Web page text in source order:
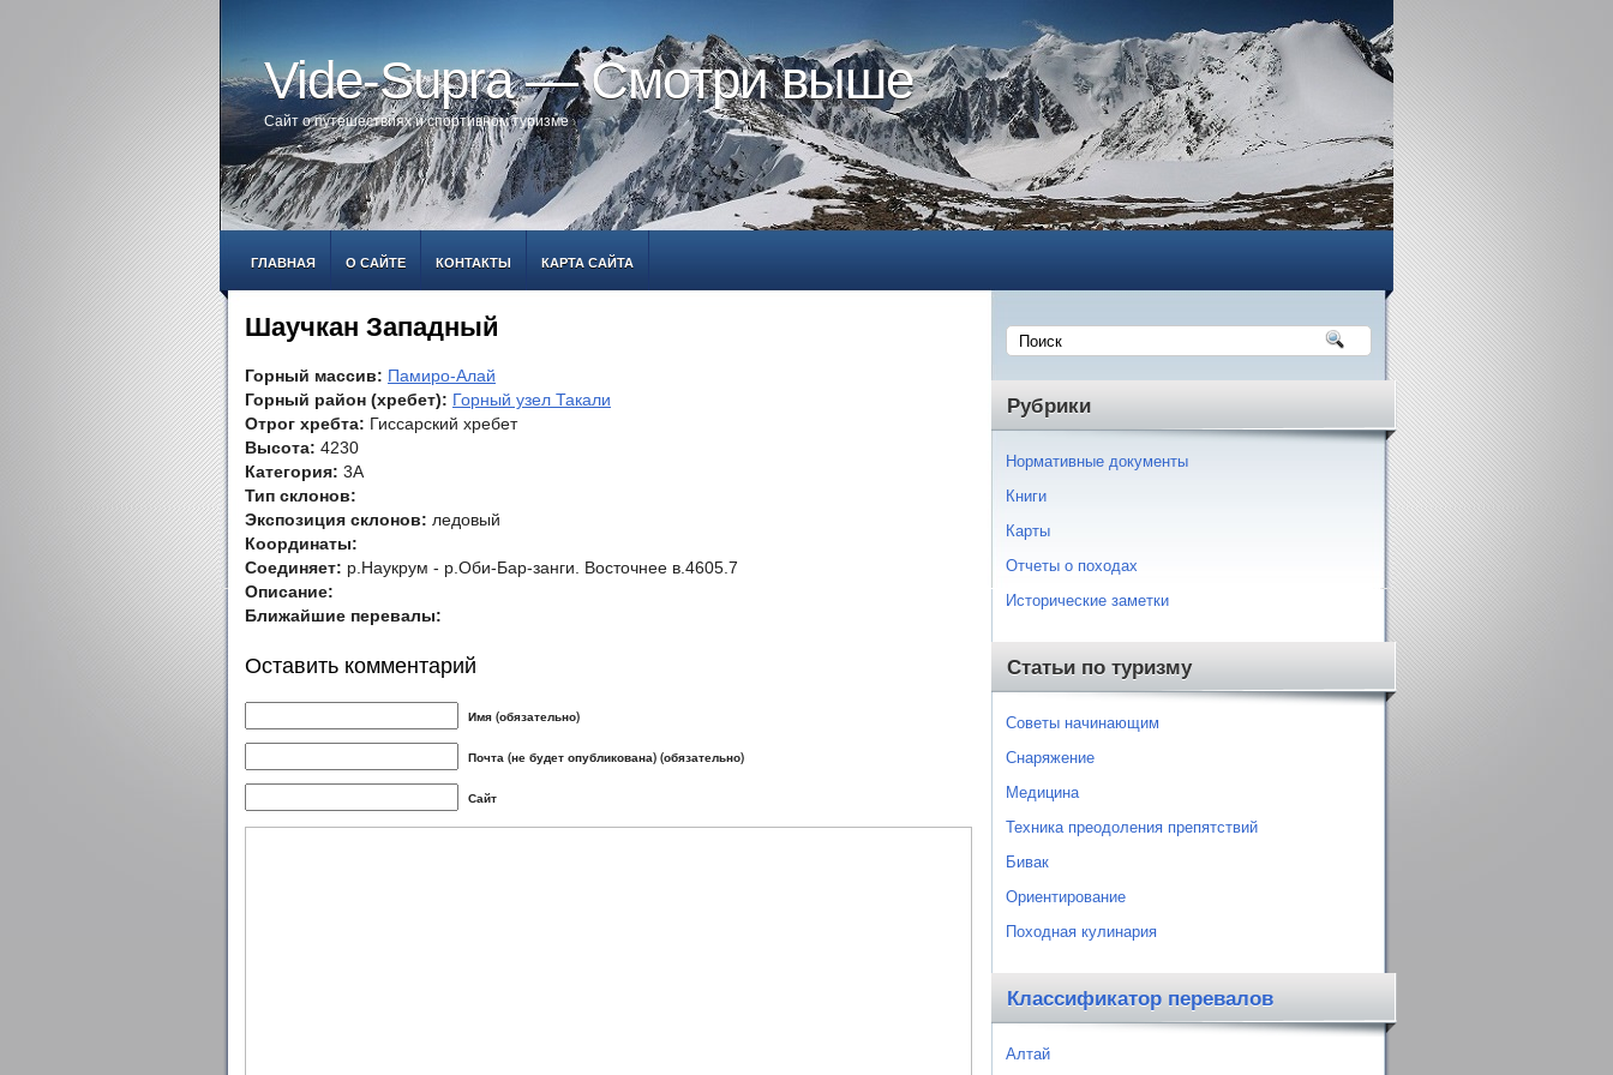
Vide-Supra — Смотри выше
Сайт о путешествиях и спортивном туризме
ГЛАВНАЯ О САЙТЕ КОНТАКТЫ КАРТА САЙТА
Шаучкан Западный
Горный массив: Памиро-Алай
Горный район (хребет): Горный узел Такали
Отрог хребта: Гиссарский хребет
Высота: 4230
Категория: 3А
Тип склонов:
Экспозиция склонов: ледовый
Координаты:
Соединяет: р.Наукрум - р.Оби-Бар-занги. Восточнее в.4605.7
Описание:
Ближайшие перевалы:
Оставить комментарий
Имя (обязательно)
Почта (не будет опубликована) (обязательно)
Сайт
Рубрики
Нормативные документы
Книги
Карты
Отчеты о походах
Исторические заметки
Статьи по туризму
Советы начинающим
Снаряжение
Медицина
Техника преодоления препятствий
Бивак
Ориентирование
Походная кулинария
Классификатор перевалов
Алтай